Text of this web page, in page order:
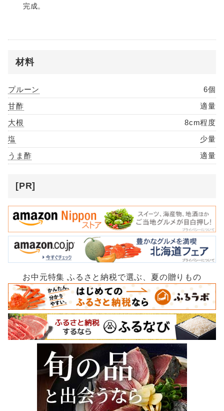
完成。
材料
プルーン
6個
甘酢
適量
大根
8cm程度
塩
少量
うま酢
適量
[PR]
お中元特集 ふるさと納税で選ぶ、夏の贈りもの